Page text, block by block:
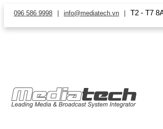
096 586 9998 info@mediatech.vn T2 - T7